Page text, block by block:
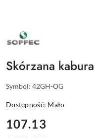
NAZWA
PRODUCENTA:
SOPPEC
Skórzana
Symbol: 42GH-OG
Dostępność: Mało
cena:
107.13